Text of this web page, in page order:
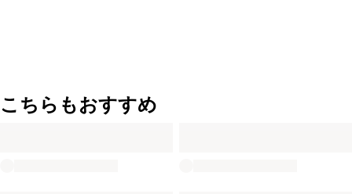
こちらもおすすめ